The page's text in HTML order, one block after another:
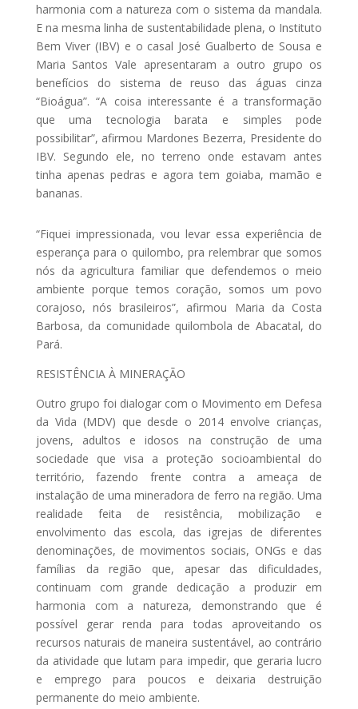
harmonia com a natureza com o sistema da mandala.
E na mesma linha de sustentabilidade plena, o Instituto
Bem Viver (IBV) e o casal José Gualberto de Sousa e
Maria Santos Vale apresentaram a outro grupo os
benefícios do sistema de reuso das águas cinza
“Bioágua”. “A coisa interessante é a transformação
que uma tecnologia barata e simples pode
possibilitar”, afirmou Mardones Bezerra, Presidente do
IBV. Segundo ele, no terreno onde estavam antes
tinha apenas pedras e agora tem goiaba, mamão e
bananas.
“Fiquei impressionada, vou levar essa experiência de
esperança para o quilombo, pra relembrar que somos
nós da agricultura familiar que defendemos o meio
ambiente porque temos coração, somos um povo
corajoso, nós brasileiros”, afirmou Maria da Costa
Barbosa, da comunidade quilombola de Abacatal, do
Pará.
RESISTÊNCIA À MINERAÇÃO
Outro grupo foi dialogar com o Movimento em Defesa
da Vida (MDV) que desde o 2014 envolve crianças,
jovens, adultos e idosos na construção de uma
sociedade que visa a proteção socioambiental do
território, fazendo frente contra a ameaça de
instalação de uma mineradora de ferro na região. Uma
realidade feita de resistência, mobilização e
envolvimento das escola, das igrejas de diferentes
denominações, de movimentos sociais, ONGs e das
famílias da região que, apesar das dificuldades,
continuam com grande dedicação a produzir em
harmonia com a natureza, demonstrando que é
possível gerar renda para todas aproveitando os
recursos naturais de maneira sustentável, ao contrário
da atividade que lutam para impedir, que geraria lucro
e emprego para poucos e deixaria destruição
permanente do meio ambiente.